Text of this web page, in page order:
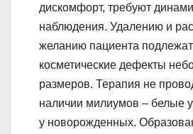
дискомфорт, требуют
наблюдения. Удалению и
желанию пациента
косметические дефекты
размеров. Терапия не
наличии милиумов – белые
у новорожденных.